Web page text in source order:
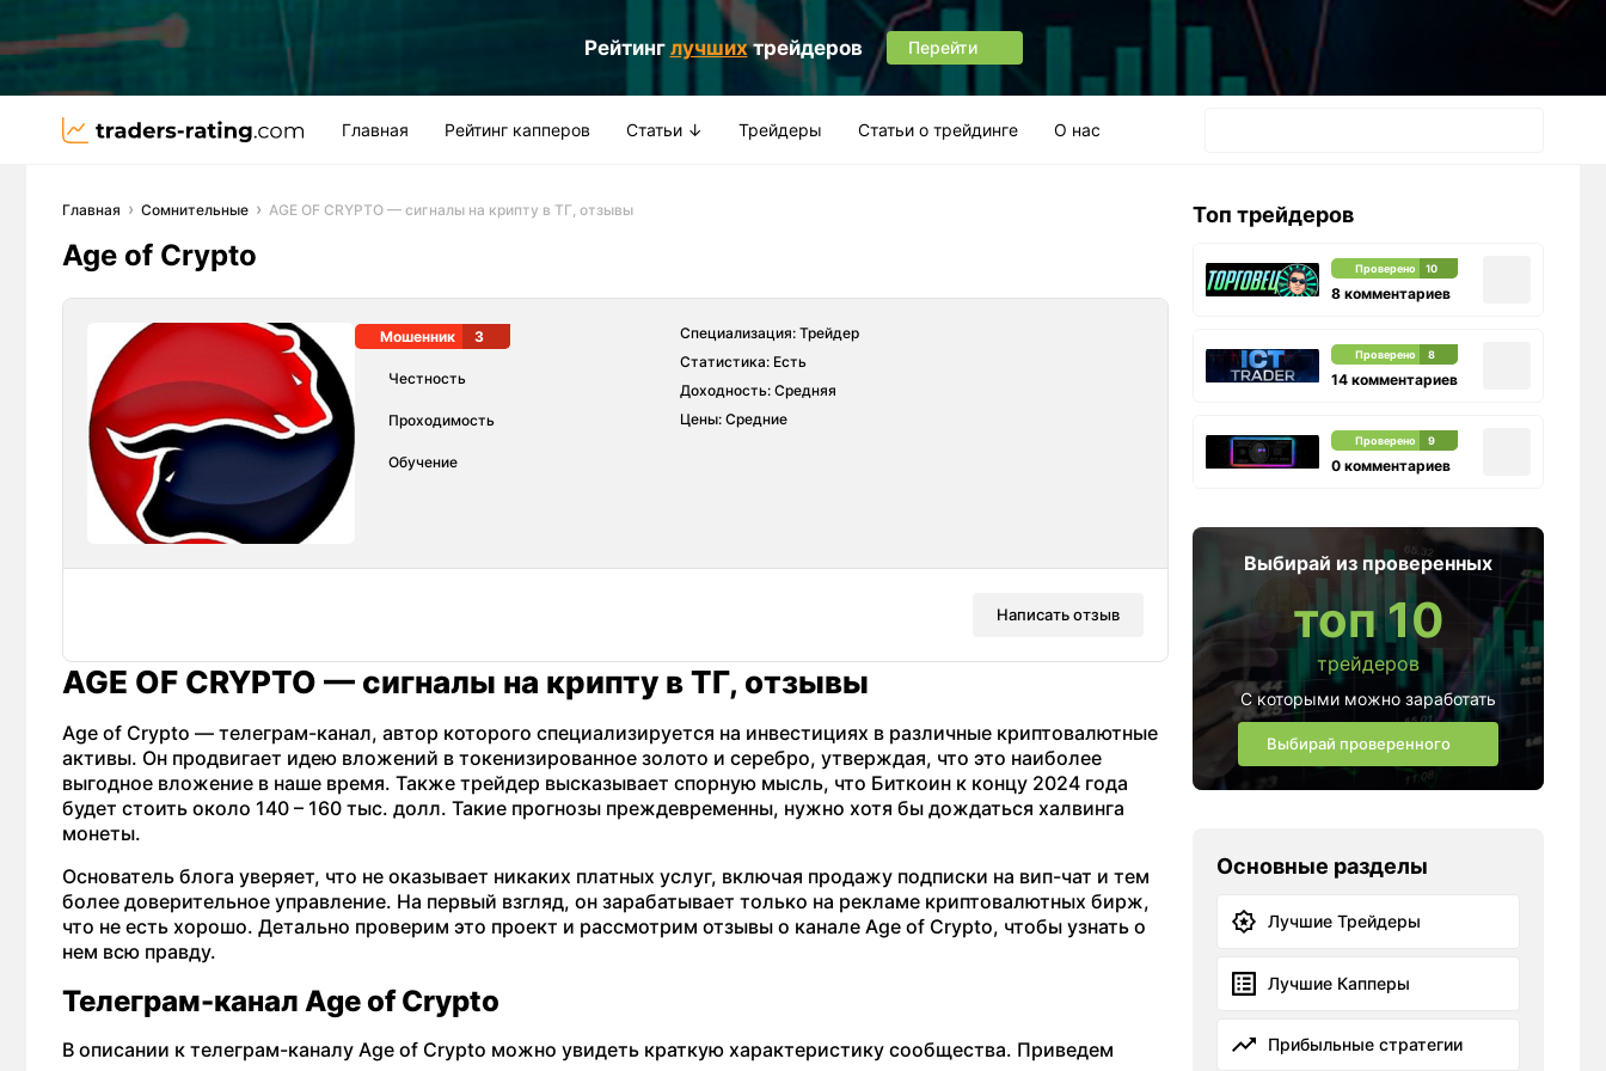
Рейтинг лучшихтрейдеров Перейти
Главная Рейтинг капперов Статьи ↓ Трейдеры Статьи о трейдинге О нас
Главная Сомнительные AGE OF CRYPTO — сигналы на крипту в ТГ, отзывы
Age of Crypto
Мошенник 3
Честность
Проходимость
Обучение
Специализация: Трейдер
Статистика: Есть
Доходность: Средняя
Цены: Средние
Написать отзыв
AGE OF CRYPTO — сигналы на крипту в ТГ, отзывы
Age of Crypto — телеграм-канал, автор которого специализируется на инвестициях в различные криптовалютные
активы. Он продвигает идею вложений в токенизированное золото и серебро, утверждая, что это наиболее
выгодное вложение в наше время. Также трейдер высказывает спорную мысль, что Биткоин к концу 2024 года
будет стоить около 140 – 160 тыс. долл. Такие прогнозы преждевременны, нужно хотя бы дождаться халвинга
монеты.
Основатель блога уверяет, что не оказывает никаких платных услуг, включая продажу подписки на вип-чат и тем
более доверительное управление. На первый взгляд, он зарабатывает только на рекламе криптовалютных бирж,
что не есть хорошо. Детально проверим это проект и рассмотрим отзывы о канале Age of Crypto, чтобы узнать о
нем всю правду.
Телеграм-канал Age of Crypto
В описании к телеграм-каналу Age of Crypto можно увидеть краткую характеристику сообщества. Приведем
Топ трейдеров
Проверено 10
8 комментариев
Проверено 8
14 комментариев
Проверено 9
0 комментариев
Выбирай из проверенных
топ 10
трейдеров
С которыми можно заработать
Выбирай проверенного
Основные разделы
Лучшие Трейдеры
Лучшие Капперы
Прибыльные стратегии